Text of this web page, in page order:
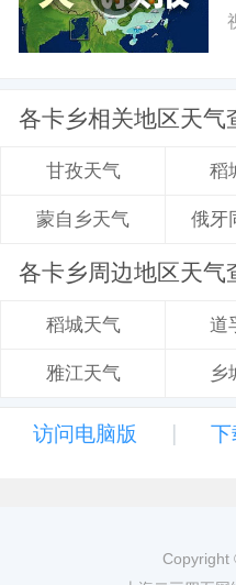
各卡乡相关地区天气
甘孜天气 稻
蒙自乡天气 俄牙
各卡乡周边地区天气
稻城天气 道
雅江天气 乡
访问电脑版 | 下
Copyright